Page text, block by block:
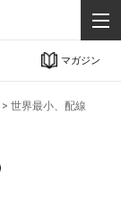
マガジン
>世界最小、配線